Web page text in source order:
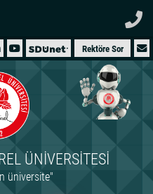
Rektöre Sor
ÜNIVERSITESI
üniversite"